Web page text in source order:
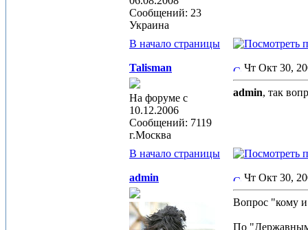
Сообщений: 23
Украина
В начало страницы
Talisman
На форуме с
10.12.2006
Сообщений: 7119
г.Москва
Чт Окт 30,
admin, так
В начало страницы
admin Чт Окт 30,
Вопрос "кому
По